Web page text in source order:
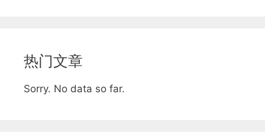
热门文章
Sorry. No data so far.